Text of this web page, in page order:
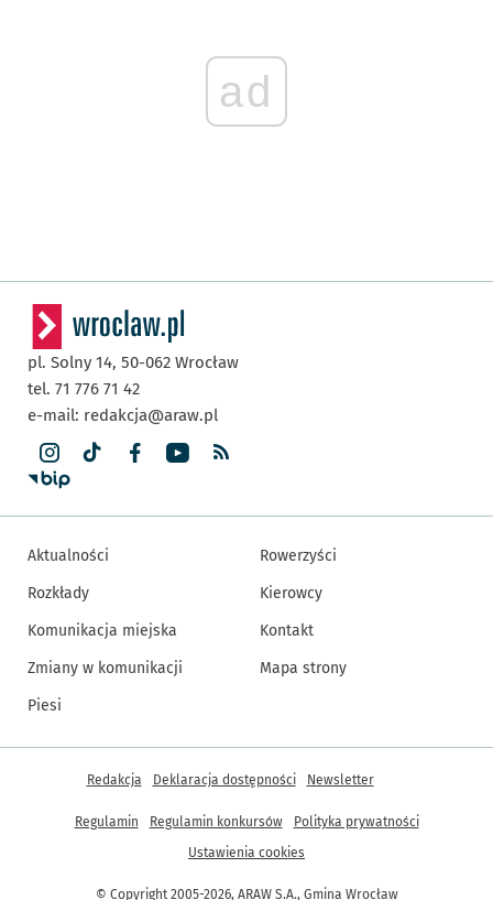
ad
pl. Solny 14, 50-062 Wrocław
tel. 71 776 71 42
e-mail: redakcja@araw.pl
Aktualności
Rozkłady
Komunikacja miejska
Zmiany w komunikacji
Piesi
Rowerzyści
Kierowcy
Kontakt
Mapa strony
© Copyright 2005-2026, ARAW S.A., Gmina Wrocław
Inne informacje
Redakcja Deklaracja dostępności Newsletter
Regulamin Regulamin konkursów
Polityka prywatności
Ustawienia cookies